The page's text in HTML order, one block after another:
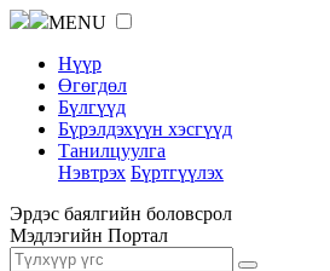
MENU
Нүүр
Өгөгдөл
Бүлгүүд
Бүрэлдэхүүн хэсгүүд
Танилцуулга
Нэвтрэх Бүртгүүлэх
Эрдэс баялгийн боловсрол
Мэдлэгийн Портал